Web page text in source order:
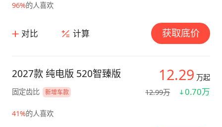
96%的人喜欢
对比 计算 获取底价
12.29 万起
12.99万
0.70万
2027款 纯电版 520智臻版
固定齿比 新增车款
41%的人喜欢